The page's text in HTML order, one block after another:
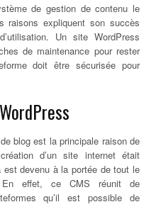
de gestion de contenu le
raisons expliquent son succès
Un site WordPress
de maintenance pour rester
doit être sécurisée pour
blog est la principale raison de
d’un site internet était
est devenu à la portée de tout le
En effet, ce CMS réunit de
qu’il est possible de